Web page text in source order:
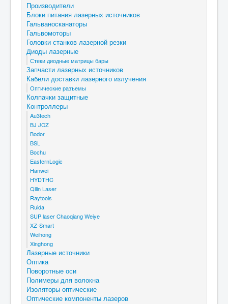
Производители
Блоки питания лазерных источников
Гальваносканаторы
Гальвомоторы
Головки станков лазерной резки
Диоды лазерные
Стеки диодные матрицы бары
Запчасти лазерных источников
Кабели доставки лазерного излучения
Оптические разъемы
Колпачки защитные
Контроллеры
Au3tech
BJ JCZ
Bodor
BSL
Bochu
EasternLogic
Hanwei
HYDTHC
Qilin Laser
Raytools
Ruida
SUP laser Chaoqiang Weiye
XZ-Smart
Weihong
Xinghong
Лазерные источники
Оптика
Поворотные оси
Полимеры для волокна
Изоляторы оптические
Оптические компоненты лазеров